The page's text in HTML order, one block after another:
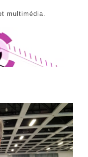
multimédia.